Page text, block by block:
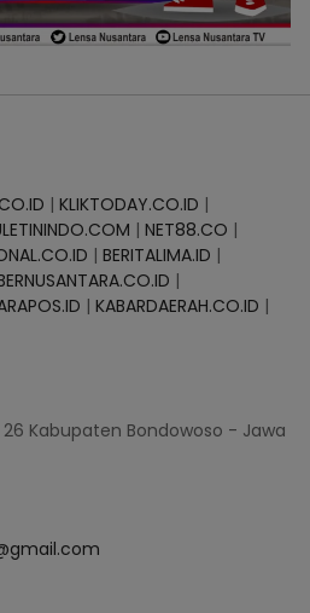
| KLIKTODAY.CO.ID |
| NET88.CO |
| BERITALIMA.ID |
|
| KABARDAERAH.CO.ID |
26 Kabupaten Bondowoso - Jawa